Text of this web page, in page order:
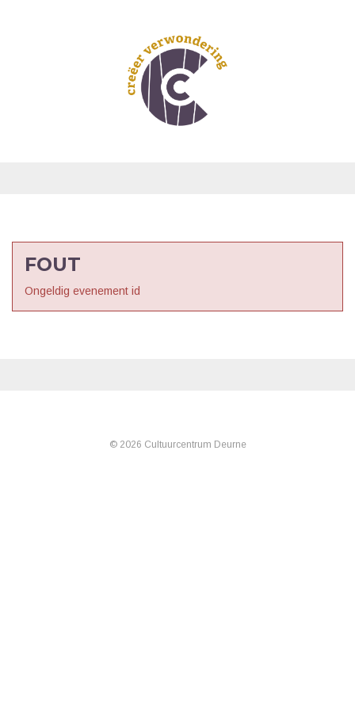
FOUT
Ongeldig evenement id
© 2026 Cultuurcentrum Deurne